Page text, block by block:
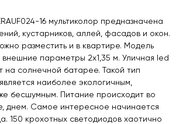
16 мультиколор предназначена
кустарников, аллей, фасадов и окон.
разместить и в квартире. Модель
параметры 2х1,35 м. Уличная led
на солнечной батарее. Такой тип
наиболее экологичным,
бесшумным. Питание происходит во
днем. Самое интересное начинается
150 крохотных светодиодов хаотично